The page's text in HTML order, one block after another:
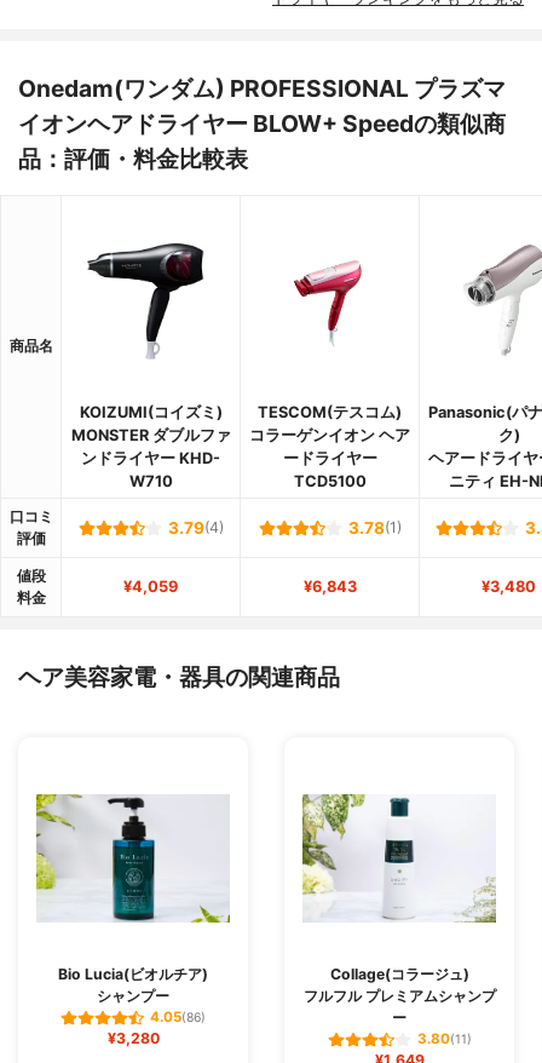
Onedam(ワンダム) PROFESSIONAL プラズマ
イオンヘアドライヤー BLOW+ Speedの類似商
品：評価・料金比較表
商品名
KOIZUMI(コイズミ)
MONSTER ダブルファ
ンドライヤー KHD-
W710
TESCOM(テスコム)
コラーゲンイオン ヘア
ードライヤー
TCD5100
Panasonic(パ
ク)
ヘアードライヤ
ニティ EH-
口コミ
評価
3.79(4) 3.78(1)
値段
料金
¥4,059 ¥6,843 ¥3,480
ヘア美容家電・器具の関連商品
Bio Lucia(ビオルチア)
シャンプー
4.05(86)
¥3,280
Collage(コラージュ)
フルフル プレミアムシャンプ
ー
3.80(11)